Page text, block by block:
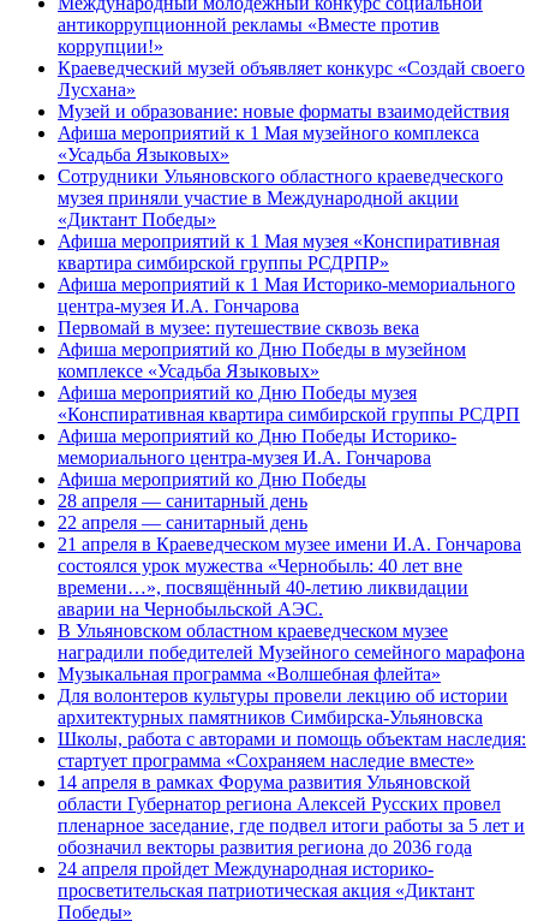
антикоррупционной рекламы «Вместе против
коррупции!»
Краеведческий музей объявляет конкурс «Создай своего
Лусхана»
Музей и образование: новые форматы взаимодействия
Афиша мероприятий к 1 Мая музейного комплекса
«Усадьба Языковых»
Сотрудники Ульяновского областного краеведческого
музея приняли участие в Международной акции
«Диктант Победы»
Афиша мероприятий к 1 Мая музея «Конспиративная
квартира симбирской группы РСДРПР»
Афиша мероприятий к 1 Мая Историко-мемориального
центра-музея И.А. Гончарова
Первомай в музее: путешествие сквозь века
Афиша мероприятий ко Дню Победы в музейном
комплексе «Усадьба Языковых»
Афиша мероприятий ко Дню Победы музея
«Конспиративная квартира симбирской группы РСДРП
Афиша мероприятий ко Дню Победы Историко-
мемориального центра-музея И.А. Гончарова
Афиша мероприятий ко Дню Победы
28 апреля — санитарный день
22 апреля — санитарный день
21 апреля в Краеведческом музее имени И.А. Гончарова
состоялся урок мужества «Чернобыль: 40 лет вне
времени…», посвящённый 40-летию ликвидации
аварии на Чернобыльской АЭС.
В Ульяновском областном краеведческом музее
наградили победителей Музейного семейного марафона
Музыкальная программа «Волшебная флейта»
Для волонтеров культуры провели лекцию об истории
архитектурных памятников Симбирска-Ульяновска
Школы, работа с авторами и помощь объектам наследия:
стартует программа «Сохраняем наследие вместе»
14 апреля в рамках Форума развития Ульяновской
области Губернатор региона Алексей Русских провел
пленарное заседание, где подвел итоги работы за 5 лет и
обозначил векторы развития региона до 2036 года
24 апреля пройдет Международная историко-
просветительская патриотическая акция «Диктант
Победы»